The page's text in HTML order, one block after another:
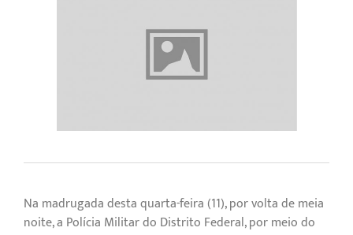
Na madrugada desta quarta-feira (11), por volta de meia
noite, a Polícia Militar do Distrito Federal, por meio do